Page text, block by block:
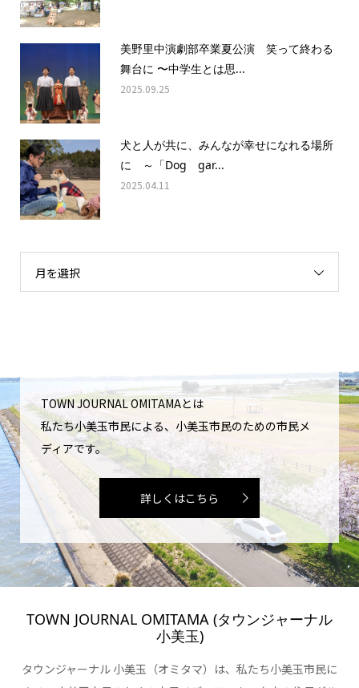
美野里中演劇部卒業夏公演 笑って終わる
舞台に 〜中学生とは思...
2025.09.25
犬と人が共に、みんなが幸せになれる場所
に ～「Dog gar...
2025.04.11
月を選択
TOWN JOURNAL OMITAMAとは
私たち小美玉市民による、小美玉市民のための市民メ
ディアです。
詳しくはこちら
TOWN JOURNAL OMITAMA (タウンジャーナル
小美玉)
タウンジャーナル 小美玉（オミタマ）は、私たち小美玉市民に